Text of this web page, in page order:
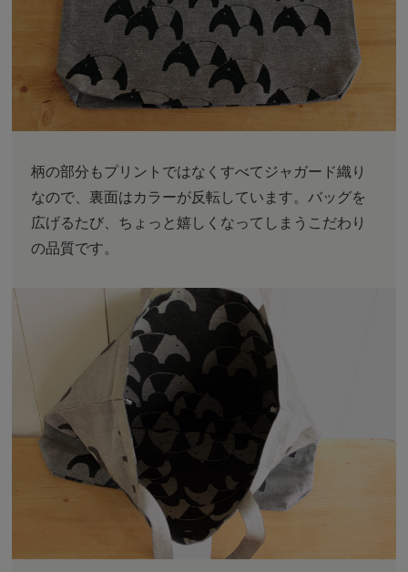
柄の部分もプリントではなくすべてジャガード織り
なので、裏面はカラーが反転しています。バッグを
広げるたび、ちょっと嬉しくなってしまうこだわり
の品質です。